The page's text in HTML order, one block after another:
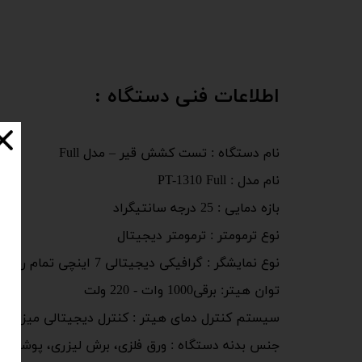
اطلاعات فنی دستگاه :
نام دستگاه : تست کشش قیر – مدل Full
نام مدل : PT-1310 Full
بازه دمایی : 25 درجه سانتیگراد
نوع ترمومتر : ترمومتر دیجیتال
نوع نمایشگر : گرافیکی دیجیتالی 7 اینچی تمام رنگی
توان هیتر: برقی1000 وات - 220 ولت
سیستم کنترل دمای هیتر : کنترل دیجیتالی میزان
جنس بدنه دستگاه : ورق فلزی، برش لیزری، پوشش